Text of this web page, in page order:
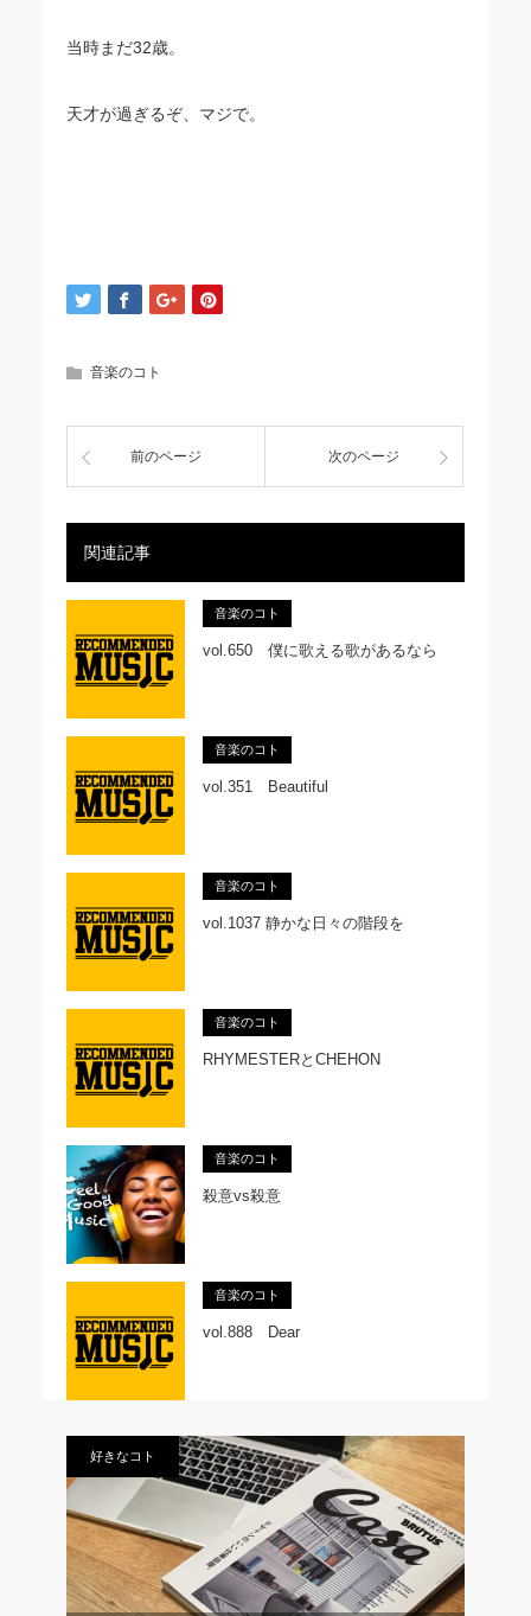
当時まだ32歳。
天才が過ぎるぞ、マジで。
音楽のコト
前のページ 次のページ
関連記事
音楽のコト
vol.650 僕に歌える歌があるなら
音楽のコト
vol.351 Beautiful
音楽のコト
vol.1037 静かな日々の階段を
音楽のコト
RHYMESTERとCHEHON
音楽のコト
殺意vs殺意
音楽のコト
vol.888 Dear
好きなコト